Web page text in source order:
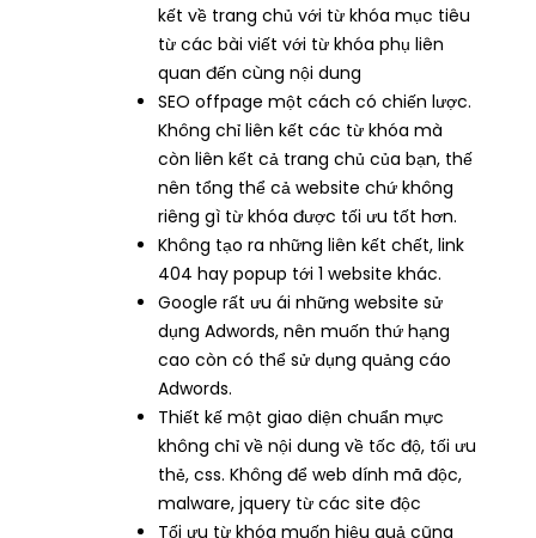
kết về trang chủ với từ khóa mục tiêu
từ các bài viết với từ khóa phụ liên
quan đến cùng nội dung
SEO offpage một cách có chiến lược.
Không chỉ liên kết các từ khóa mà
còn liên kết cả trang chủ của bạn, thế
nên tổng thể cả website chứ không
riêng gì từ khóa được tối ưu tốt hơn.
Không tạo ra những liên kết chết, link
404 hay popup tới 1 website khác.
Google rất ưu ái những website sử
dụng Adwords, nên muốn thứ hạng
cao còn có thể sử dụng quảng cáo
Adwords.
Thiết kế một giao diện chuẩn mực
không chỉ về nội dung về tốc độ, tối ưu
thẻ, css. Không để web dính mã độc,
malware, jquery từ các site độc
Tối ưu từ khóa muốn hiệu quả cũng